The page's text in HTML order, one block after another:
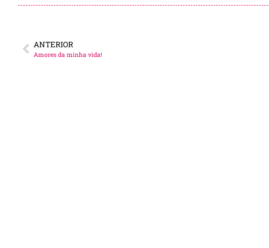
ANTERIOR
Amores da minha vida!